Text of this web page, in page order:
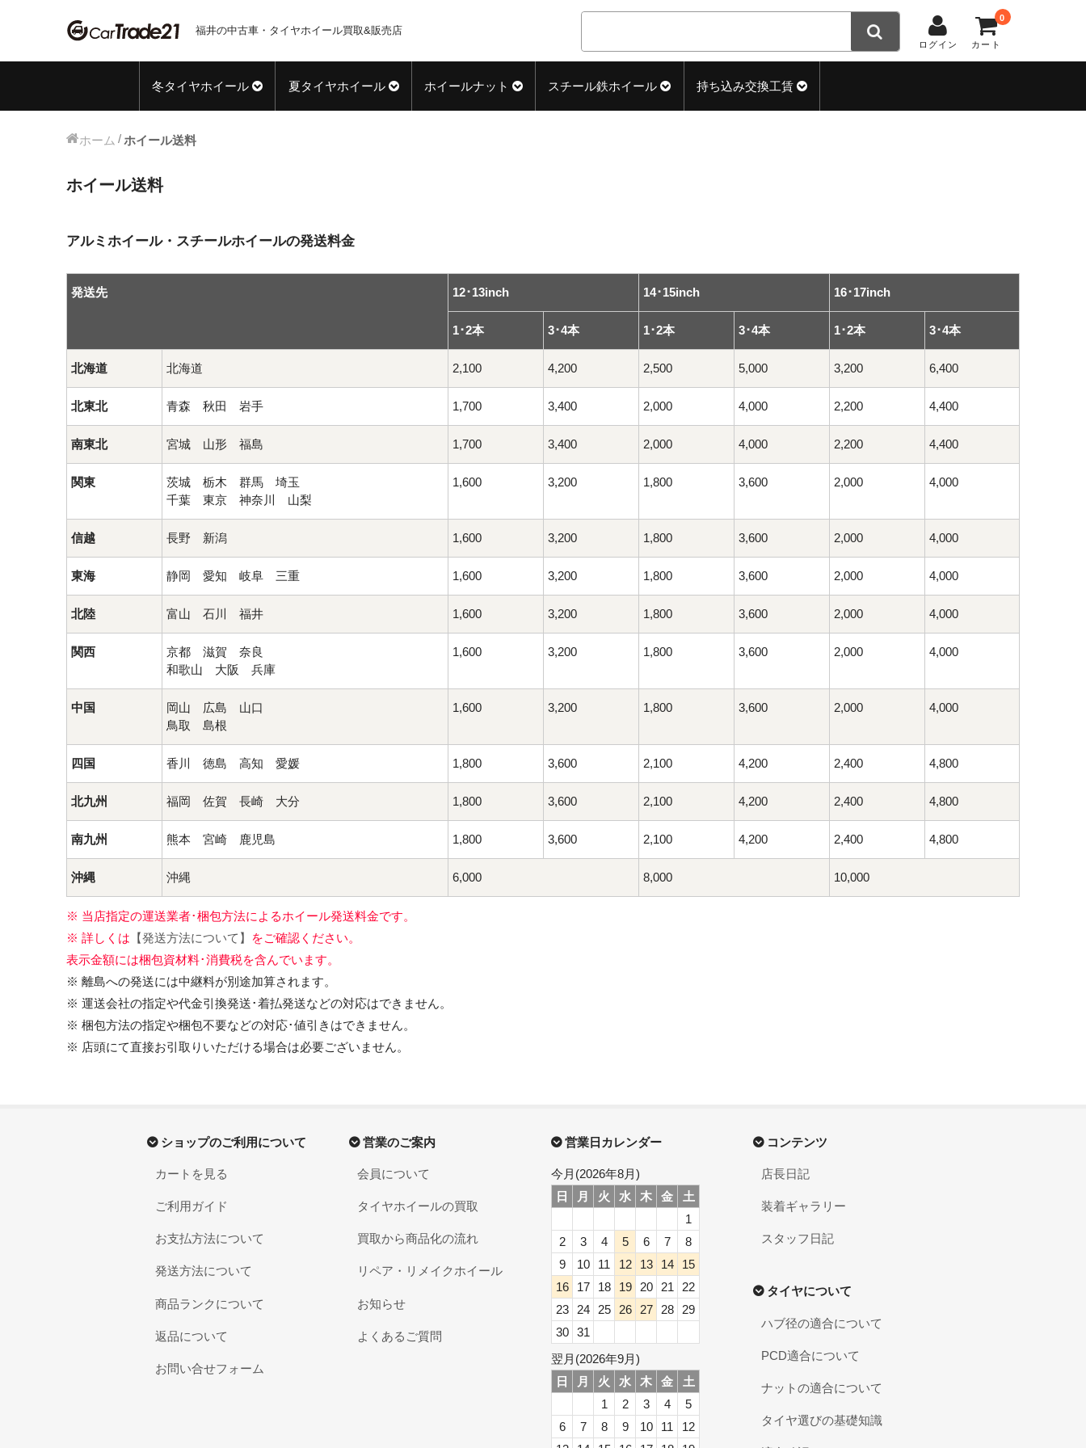
福井の中古車・タイヤホイール買取&販売店
ログイン カート
0
冬タイヤホイール 夏タイヤホイール ホイールナット スチール鉄ホイール 持ち込み交換工賃
ホーム ホイール送料
ホイール送料
アルミホイール・スチールホイールの発送料金
発送先 12･13inch 14･15inch 16･17inch
1･2本 3･4本 1･2本 3･4本 1･2本 3･4本
北海道 北海道 2,100 4,200 2,500 5,000 3,200 6,400
北東北 青森 秋田 岩手 1,700 3,400 2,000 4,000 2,200 4,400
南東北 宮城 山形 福島 1,700 3,400 2,000 4,000 2,200 4,400
関東
茨城 栃木 群馬 埼玉
千葉 東京 神奈川 山梨
1,600 3,200 1,800 3,600 2,000 4,000
信越 長野 新潟 1,600 3,200 1,800 3,600 2,000 4,000
東海 静岡 愛知 岐阜 三重 1,600 3,200 1,800 3,600 2,000 4,000
北陸 富山 石川 福井 1,600 3,200 1,800 3,600 2,000 4,000
関西
京都 滋賀 奈良
和歌山 大阪 兵庫
1,600 3,200 1,800 3,600 2,000 4,000
中国
岡山 広島 山口
鳥取 島根
1,600 3,200 1,800 3,600 2,000 4,000
四国 香川 徳島 高知 愛媛 1,800 3,600 2,100 4,200 2,400 4,800
北九州 福岡 佐賀 長崎 大分 1,800 3,600 2,100 4,200 2,400 4,800
南九州 熊本 宮崎 鹿児島 1,800 3,600 2,100 4,200 2,400 4,800
沖縄 沖縄 6,000 8,000 10,000
※ 当店指定の運送業者･梱包方法によるホイール発送料金です。
※ 詳しくは 【発送方法について】
をご確認ください。
表示金額には梱包資材料･消費税を含んでいます。
※ 離島への発送には中継料が別途加算されます。
※ 運送会社の指定や代金引換発送･着払発送などの対応はできません。
※ 梱包方法の指定や梱包不要などの対応･値引きはできません。
※ 店頭にて直接お引取りいただける場合は必要ございません。
ショップのご利用について
カートを見る
ご利用ガイド
お支払方法について
発送方法について
商品ランクについて
返品について
お問い合せフォーム
営業のご案内
会員について
タイヤホイールの買取
買取から商品化の流れ
リペア・リメイクホイール
お知らせ
よくあるご質問
コンテンツ
店長日記
装着ギャラリー
スタッフ日記
タイヤについて
ハブ径の適合について
PCD適合について
ナットの適合について
タイヤ選びの基礎知識
営業日カレンダー
今月(2026年8月)
日
月 火 水 木 金
土
1
2
3 4 5 6 7
8
9
10 11 12 13 14
15
16
17 18 19 20 21
22
23
24 25 26 27 28
29
30
31
翌月(2026年9月)
日
月 火 水 木 金
土
1
2 3 4
5
6
7 8 9 10 11
12